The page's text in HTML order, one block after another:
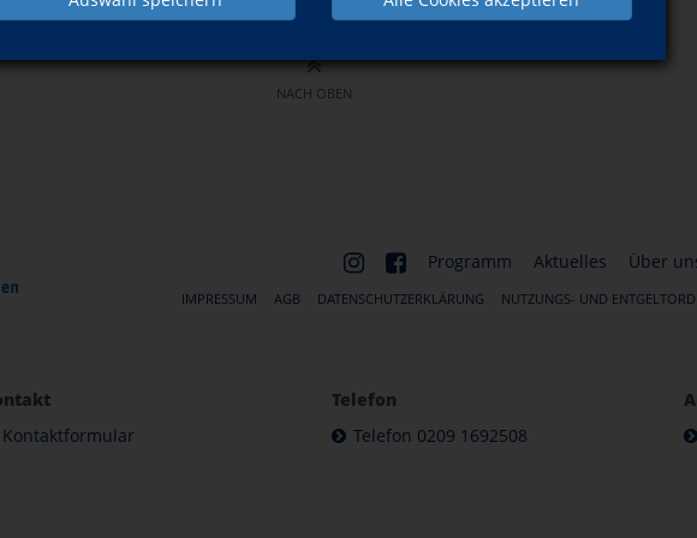
NACH OBEN
Programm Aktuelles Über
IMPRESSUM AGB DATENSCHUTZERKLÄRUNG NUTZUNGS- UND
Kontaktformular
Telefon
Telefon 0209 1692508